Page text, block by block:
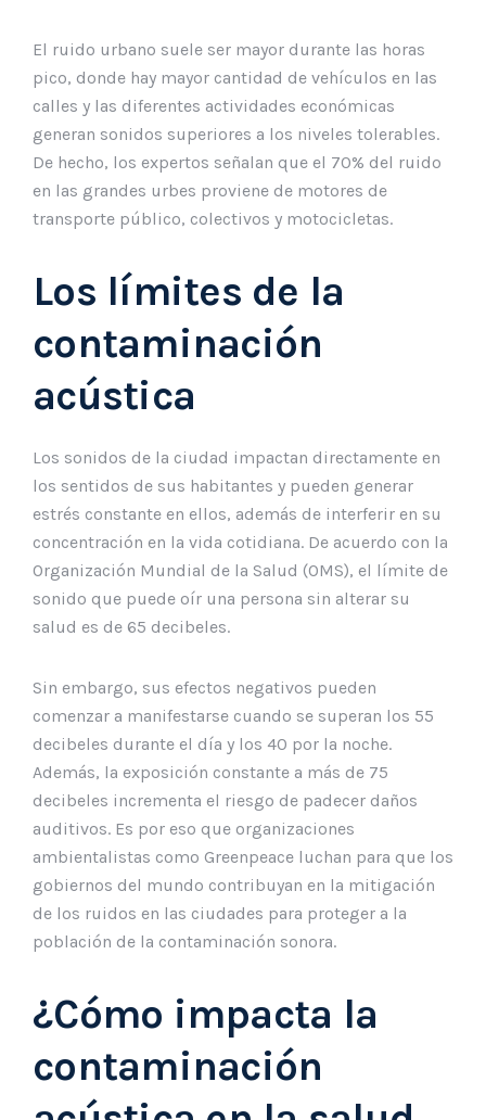
El ruido urbano suele ser mayor durante las horas
pico, donde hay mayor cantidad de vehículos en las
calles y las diferentes actividades económicas
generan sonidos superiores a los niveles tolerables.
De hecho, los expertos señalan que el 70% del ruido
en las grandes urbes proviene de motores de
transporte público, colectivos y motocicletas.
Los límites de la
contaminación
acústica
Los sonidos de la ciudad impactan directamente en
los sentidos de sus habitantes y pueden generar
estrés constante en ellos, además de interferir en su
concentración en la vida cotidiana. De acuerdo con la
Organización Mundial de la Salud (OMS), el límite de
sonido que puede oír una persona sin alterar su
salud es de 65 decibeles.
Sin embargo, sus efectos negativos pueden
comenzar a manifestarse cuando se superan los 55
decibeles durante el día y los 40 por la noche.
Además, la exposición constante a más de 75
decibeles incrementa el riesgo de padecer daños
auditivos. Es por eso que organizaciones
ambientalistas como Greenpeace luchan para que los
gobiernos del mundo contribuyan en la mitigación
de los ruidos en las ciudades para proteger a la
población de la contaminación sonora.
¿Cómo impacta la
contaminación